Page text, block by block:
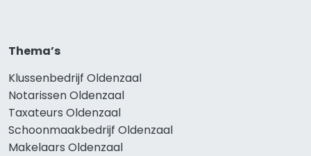
Thema’s
Klussenbedrijf Oldenzaal
Notarissen Oldenzaal
Taxateurs Oldenzaal
Schoonmaakbedrijf Oldenzaal
Makelaars Oldenzaal